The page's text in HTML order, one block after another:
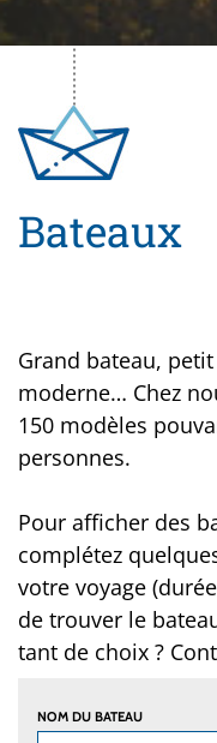
Bateaux
Grand bateau,
moderne… Chez
150 modèles
personnes.
Pour afficher des
complétez
votre voyage
de trouver le
tant de choix ?
NOM DU BATEAU